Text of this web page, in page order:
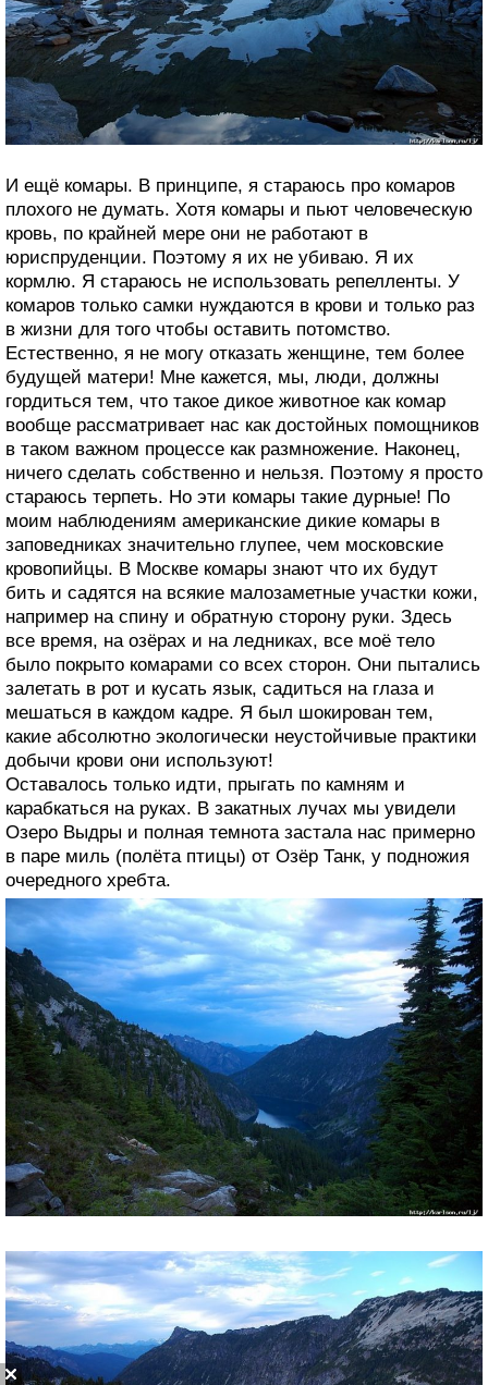
И ещё комары. В принципе, я стараюсь про комаров
плохого не думать. Хотя комары и пьют человеческую
кровь, по крайней мере они не работают в
юриспруденции. Поэтому я их не убиваю. Я их
кормлю. Я стараюсь не использовать репелленты. У
комаров только самки нуждаются в крови и только раз
в жизни для того чтобы оставить потомство.
Естественно, я не могу отказать женщине, тем более
будущей матери! Мне кажется, мы, люди, должны
гордиться тем, что такое дикое животное как комар
вообще рассматривает нас как достойных помощников
в таком важном процессе как размножение. Наконец,
ничего сделать собственно и нельзя. Поэтому я просто
стараюсь терпеть. Но эти комары такие дурные! По
моим наблюдениям американские дикие комары в
заповедниках значительно глупее, чем московские
кровопийцы. В Москве комары знают что их будут
бить и садятся на всякие малозаметные участки кожи,
например на спину и обратную сторону руки. Здесь
все время, на озёрах и на ледниках, все моё тело
было покрыто комарами со всех сторон. Они пытались
залетать в рот и кусать язык, садиться на глаза и
мешаться в каждом кадре. Я был шокирован тем,
какие абсолютно экологически неустойчивые практики
добычи крови они используют!
Оставалось только идти, прыгать по камням и
карабкаться на руках. В закатных лучах мы увидели
Озеро Выдры и полная темнота застала нас примерно
в паре миль (полёта птицы) от Озёр Танк, у подножия
очередного хребта.